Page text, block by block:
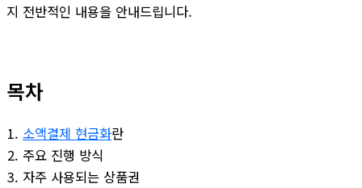
지 전반적인 내용을 안내드립니다.
목차
소액결제 현금화란
주요 진행 방식
자주 사용되는 상품권